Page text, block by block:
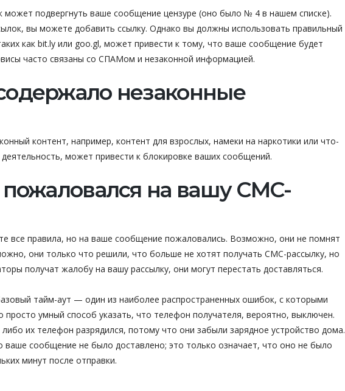
может подвергнуть ваше сообщение цензуре (оно было № 4 в нашем списке).
вы можете добавить ссылку. Однако вы должны использовать правильный
как bit.ly или goo.gl, может привести к тому, что ваше сообщение будет
часто связаны со СПАМом и незаконной информацией.
незаконные
контент, например, контент для взрослых, намеки на наркотики или что-
может привести к блокировке ваших сообщений.
пожаловался на вашу СМС-
все правила, но на ваше сообщение пожаловались. Возможно, они не помнят
они только что решили, что больше не хотят получать СМС-рассылку, но
получат жалобу на вашу рассылку, они могут перестать доставляться.
тайм-аут — один из наиболее распространенных ошибок, с которыми
просто умный способ указать, что телефон получателя, вероятно, выключен.
их телефон разрядился, потому что они забыли зарядное устройство дома.
ваше сообщение не было доставлено; это только означает, что оно не было
минут после отправки.